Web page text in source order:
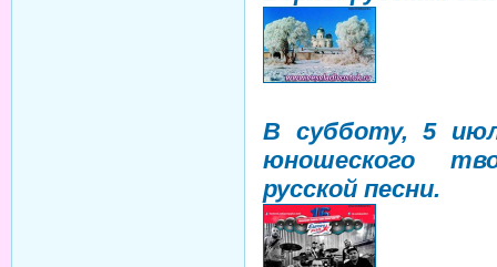
В субботу, 5
юношеского
русской песни.